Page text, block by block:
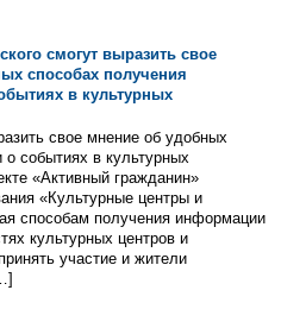
смогут выразить свое
способах получения
в культурных
свое мнение об удобных
событиях в культурных
«Активный гражданин»
«Культурные центры и
способам получения информации
культурных центров и
участие и жители